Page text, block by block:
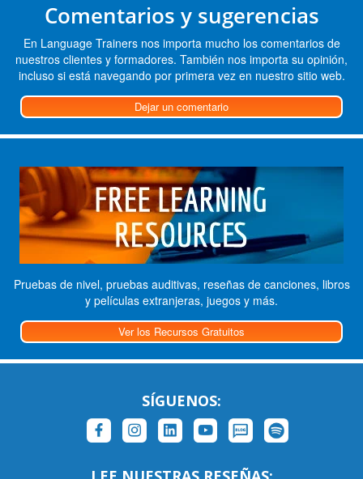
Comentarios y sugerencias
En Language Trainers nos importa mucho los comentarios de
nuestros clientes y formadores. También nos importa su opinión,
incluso si está navegando por primera vez en nuestro sitio web.
Dejar un comentario
Pruebas de nivel, pruebas auditivas, reseñas de canciones, libros
y películas extranjeras, juegos y más.
Ver los Recursos Gratuitos
SÍGUENOS: